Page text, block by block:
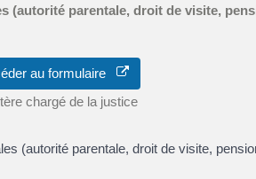
(autorité parentale, droit de visite,
au formulaire
chargé de la justice
(autorité parentale, droit de visite,